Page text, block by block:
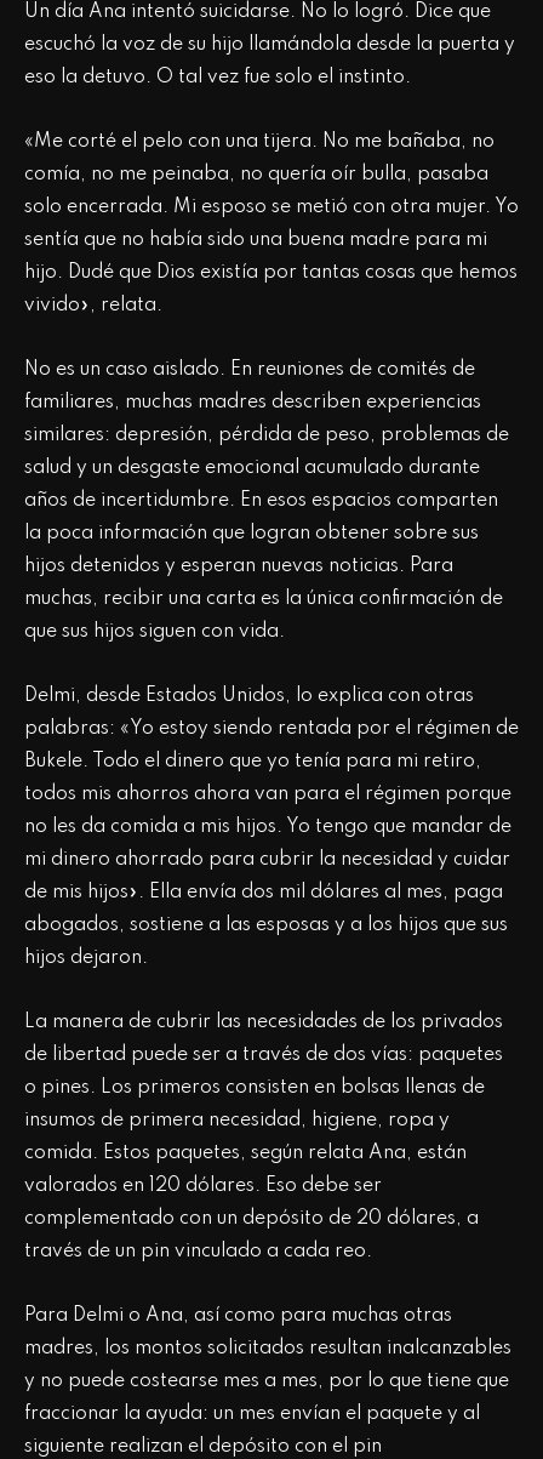
Un día Ana intentó suicidarse. No lo logró. Dice que
escuchó la voz de su hijo llamándola desde la puerta y
eso la detuvo. O tal vez fue solo el instinto.
«Me corté el pelo con una tijera. No me bañaba, no
comía, no me peinaba, no quería oír bulla, pasaba
solo encerrada. Mi esposo se metió con otra mujer. Yo
sentía que no había sido una buena madre para mi
hijo. Dudé que Dios existía por tantas cosas que hemos
vivido», relata.
No es un caso aislado. En reuniones de comités de
familiares, muchas madres describen experiencias
similares: depresión, pérdida de peso, problemas de
salud y un desgaste emocional acumulado durante
años de incertidumbre. En esos espacios comparten
la poca información que logran obtener sobre sus
hijos detenidos y esperan nuevas noticias. Para
muchas, recibir una carta es la única confirmación de
que sus hijos siguen con vida.
Delmi, desde Estados Unidos, lo explica con otras
palabras: «Yo estoy siendo rentada por el régimen de
Bukele. Todo el dinero que yo tenía para mi retiro,
todos mis ahorros ahora van para el régimen porque
no les da comida a mis hijos. Yo tengo que mandar de
mi dinero ahorrado para cubrir la necesidad y cuidar
de mis hijos». Ella envía dos mil dólares al mes, paga
abogados, sostiene a las esposas y a los hijos que sus
hijos dejaron.
La manera de cubrir las necesidades de los privados
de libertad puede ser a través de dos vías: paquetes
o pines. Los primeros consisten en bolsas llenas de
insumos de primera necesidad, higiene, ropa y
comida. Estos paquetes, según relata Ana, están
valorados en 120 dólares. Eso debe ser
complementado con un depósito de 20 dólares, a
través de un pin vinculado a cada reo.
Para Delmi o Ana, así como para muchas otras
madres, los montos solicitados resultan inalcanzables
y no puede costearse mes a mes, por lo que tiene que
fraccionar la ayuda: un mes envían el paquete y al
siguiente realizan el depósito con el pin